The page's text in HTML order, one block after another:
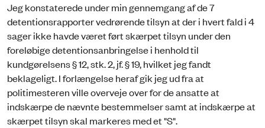
Jeg konstaterede under min gennemgang af de 7
detentionsrapporter vedrørende tilsyn at der i hvert fald i 4
sager ikke havde været ført skærpet tilsyn under den
foreløbige detentionsanbringelse i henhold til
kundgørelsens § 12, stk. 2, jf. § 19, hvilket jeg fandt
beklageligt. I forlængelse heraf gik jeg ud fra at
politimesteren ville overveje over for de ansatte at
indskærpe de nævnte bestemmelser samt at indskærpe at
skærpet tilsyn skal markeres med et "S".